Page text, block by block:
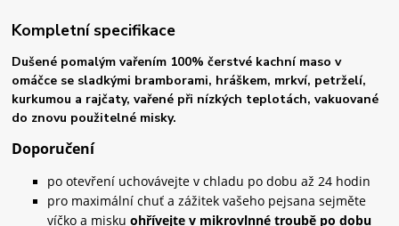
Kompletní specifikace
Dušené pomalým vařením 100% čerstvé kachní maso v
omáčce se sladkými bramborami, hráškem, mrkví, petrželí,
kurkumou a rajčaty, vařené při nízkých teplotách, vakuované
do znovu použitelné misky.
Doporučení
po otevření uchovávejte v chladu po dobu až 24 hodin
pro maximální chuť a zážitek vašeho pejsana sejměte
víčko a miskuohřívejte v mikrovlnné troubě po dobu